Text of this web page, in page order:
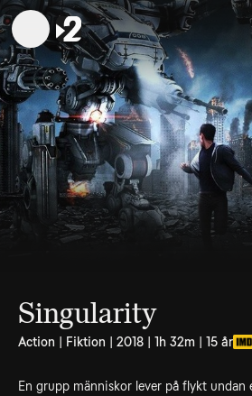
Singularity
Action | Fiktion | 2018 | 1h 32m | 15 år
En grupp människor lever på flykt undan